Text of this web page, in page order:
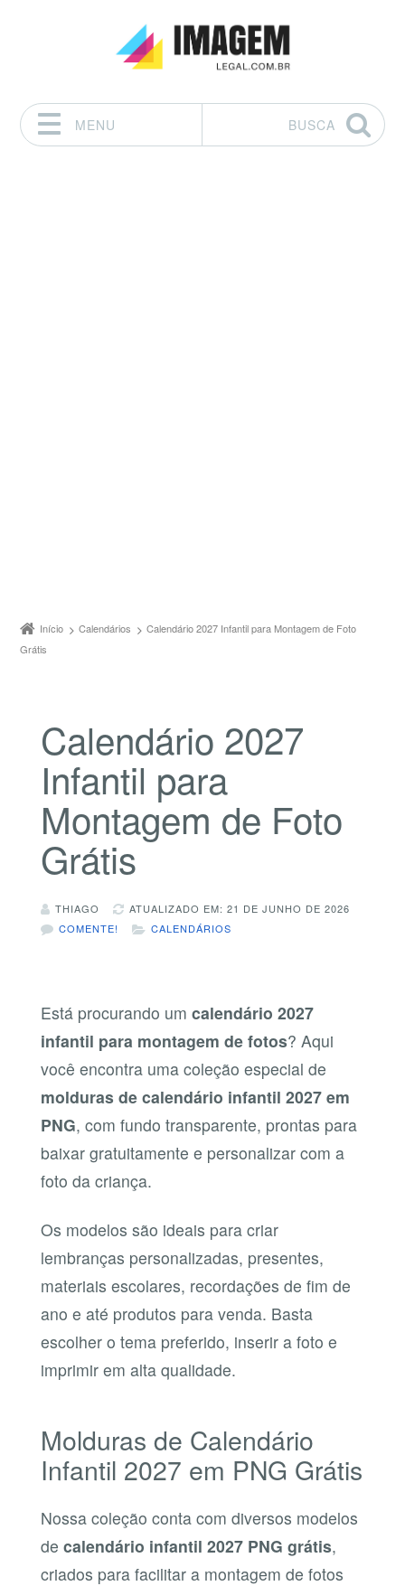
MENU
BUSCA
Início Calendários
Calendário 2027 Infantil para Montagem de Foto
Grátis
Calendário 2027
Infantil para
Montagem de Foto
Grátis
THIAGO
ATUALIZADO EM: 21 DE JUNHO DE 2026
COMENTE!
CALENDÁRIOS
Está procurando um calendário 2027
infantil para montagem de fotos? Aqui
você encontra uma coleção especial de
molduras de calendário infantil 2027 em
PNG, com fundo transparente, prontas para
baixar gratuitamente e personalizar com a
foto da criança.
Os modelos são ideais para criar
lembranças personalizadas, presentes,
materiais escolares, recordações de fim de
ano e até produtos para venda. Basta
escolher o tema preferido, inserir a foto e
imprimir em alta qualidade.
Molduras de Calendário
Infantil 2027 em PNG Grátis
Nossa coleção conta com diversos modelos
de calendário infantil 2027 PNG grátis,
criados para facilitar a montagem de fotos